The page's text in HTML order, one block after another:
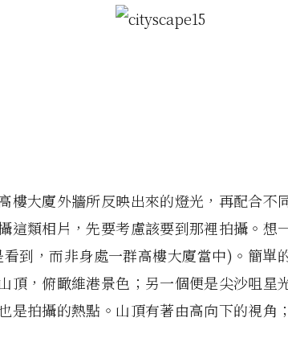
樓大廈外牆所反映出來的燈光，再配合不
這類相片，先要考慮該要到那裡拍攝。想
到，而非身處一群高樓大廈當中)。簡單
頂，俯瞰維港景色；另一個便是尖沙咀星
是拍攝的熱點。山頂有著由高向下的視角